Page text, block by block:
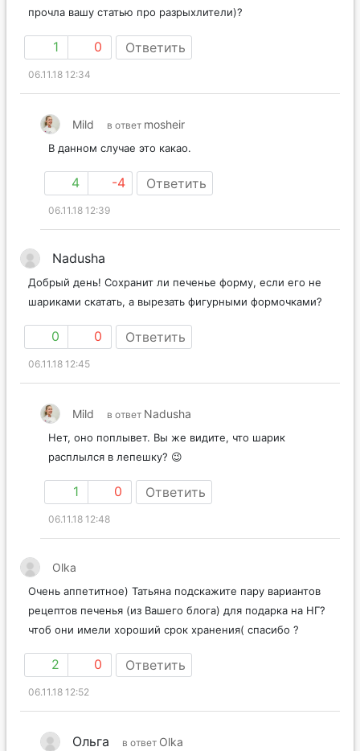
прочла вашу статью про разрыхлители)?
1 0 Ответить
06.11.18 12:34
Mild в ответ mosheir
В данном случае это какао.
4 -4 Ответить
06.11.18 12:39
Nadusha
Добрый день! Сохранит ли печенье форму, если его не
шариками скатать, а вырезать фигурными формочками?
0 0 Ответить
06.11.18 12:45
Mild в ответ Nadusha
Нет, оно поплывет. Вы же видите, что шарик
расплылся в лепешку? 😉
1 0 Ответить
06.11.18 12:48
Olka
Очень аппетитное) Татьяна подскажите пару вариантов
рецептов печенья (из Вашего блога) для подарка на НГ?
чтоб они имели хороший срок хранения( спасибо ?
2 0 Ответить
06.11.18 12:52
Ольга в ответ Olka